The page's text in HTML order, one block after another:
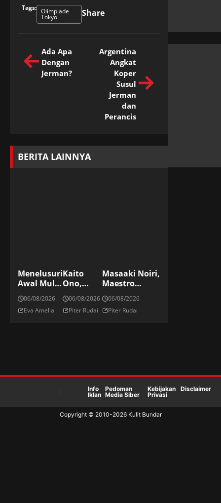
Tags: Olimpiade
Tokyo Share
Ada Apa
Dengan
Jerman?
Argentina
Angkat
Koper
Susul
Jerman
dan
Perancis
BERITA LAINNYA
Menelusuri
Awal Mula
Tradisi
Menyiram
Sampanye
06/08/2026
Eva Amelia
Kaito
Ono,
Striker
Elite
Jepang Di
06/08/2026
Piter Rudai
Masaaki Noiri,
Maestro
Kickboxing
Jepang Di ONE
Championship
06/08/2026
Piter Rudai
Info
Iklan
Pedoman
Media Siber
Kebijakan
Privasi
Disclaimer
Copyright © 2010-2026Kulit Bundar